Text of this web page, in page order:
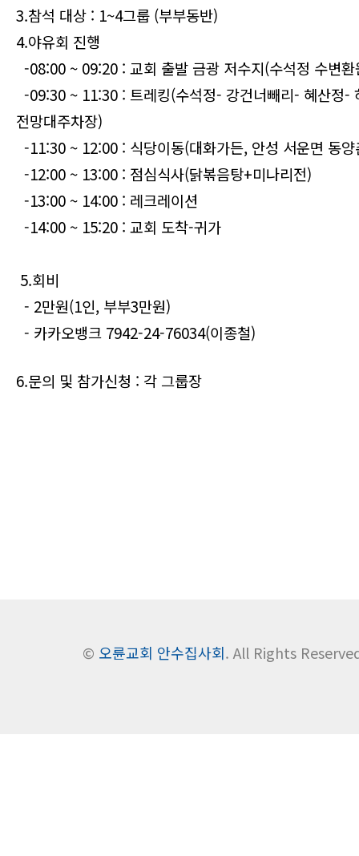
3.참석 대상 : 1~4그룹 (부부동반)
4.야유회 진행
-08:00 ~ 09:20 : 교회 출발 금광 저수지(수석정 수변환
-09:30 ~ 11:30 : 트레킹(수석정- 강건너빼리- 혜산정-
전망대주차장)
-11:30 ~ 12:00 : 식당이동(대화가든, 안성 서운면 동
-12:00 ~ 13:00 : 점심식사(닭볶음탕+미나리전)
-13:00 ~ 14:00 : 레크레이션
-14:00 ~ 15:20 : 교회 도착-귀가
5.회비
- 2만원(1인, 부부3만원)
- 카카오뱅크 7942-24-76034(이종철)
6.문의 및 참가신청 : 각 그룹장
© 오륜교회 안수집사회. All Rights